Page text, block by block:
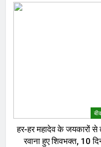
हर-हर महादेव के जयकारों
रवाना हुए शिवभक्त, 10